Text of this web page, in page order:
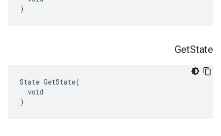
)
GetState
State GetState(
  void
)